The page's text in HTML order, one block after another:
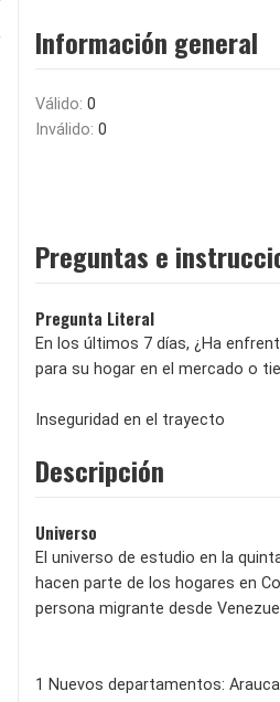
Información general
Válido: 0
Inválido: 0
Preguntas e
Pregunta Literal
En los últimos 7 días, ¿Ha
para su hogar en el mercado o
Inseguridad en el trayecto
Descripción
Universo
El universo de estudio en la
hacen parte de los hogares en
persona migrante desde
1 Nuevos departamentos: